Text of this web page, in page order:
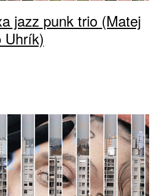
jazz punk trio (Matej
Uhrík)